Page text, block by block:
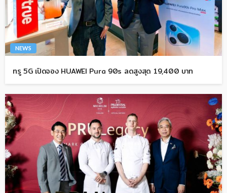
NEWS
ทรู 5G เปิดจอง HUAWEI Pura 90s ลดสูงสุด 19,400 บาท